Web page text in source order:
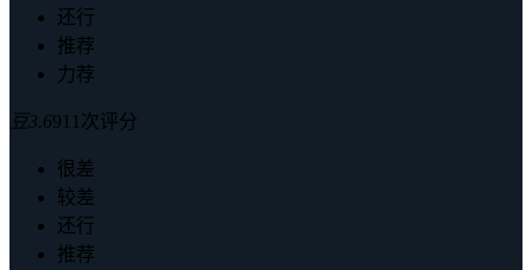
还行
推荐
力荐
豆3.6911次评分
很差
较差
还行
推荐